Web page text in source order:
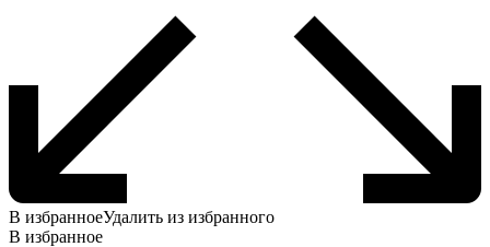
В избранноеУдалить из избранного
В избранное